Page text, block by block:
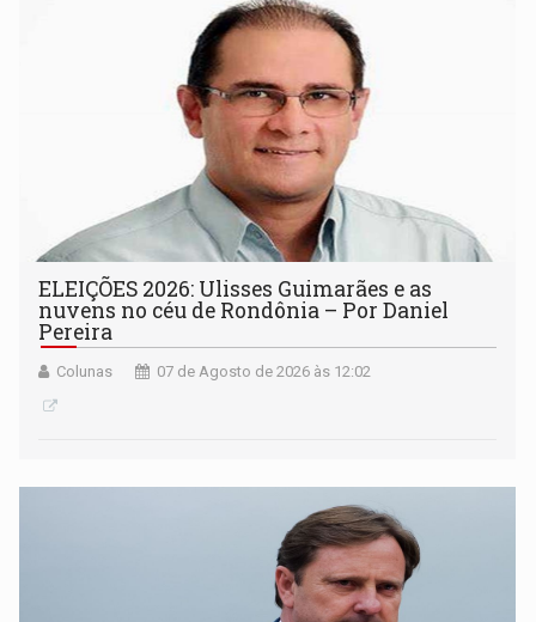
ELEIÇÕES 2026: Ulisses Guimarães e as
nuvens no céu de Rondônia – Por Daniel
Pereira
Colunas 07 de Agosto de 2026 às 12:02